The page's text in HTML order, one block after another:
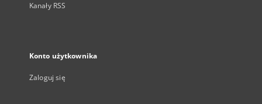
Kanały RSS
Konto użytkownika
Zaloguj się